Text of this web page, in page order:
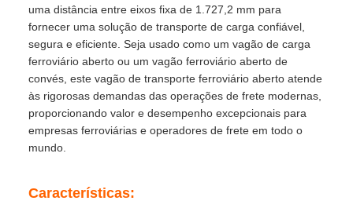
uma distância entre eixos fixa de 1.727,2 mm para
fornecer uma solução de transporte de carga confiável,
segura e eficiente. Seja usado como um vagão de carga
ferroviário aberto ou um vagão ferroviário aberto de
convés, este vagão de transporte ferroviário aberto atende
às rigorosas demandas das operações de frete modernas,
proporcionando valor e desempenho excepcionais para
empresas ferroviárias e operadores de frete em todo o
mundo.
Características: